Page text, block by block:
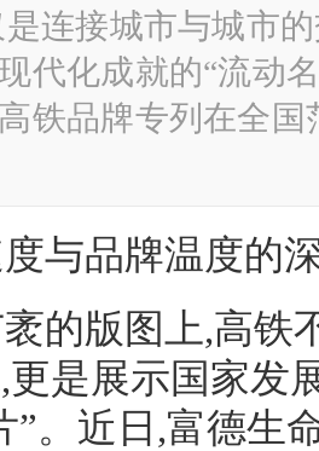
是连接城市与城市
代化成就的“流动
铁品牌专列在全
度与品牌温度的
的版图上,高铁
更是展示国家发
”。近日,富德生